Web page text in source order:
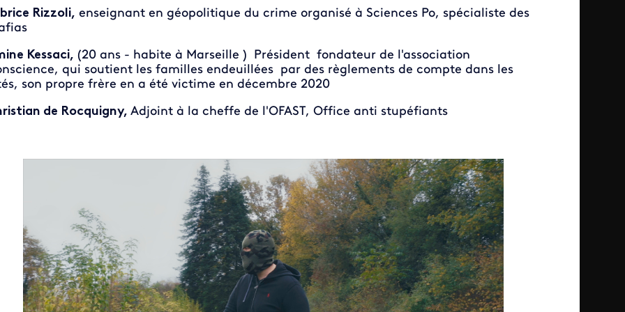
Rizzoli, enseignant en géopolitique du crime organisé à Sciences Po, spécialiste des
Kessaci, (20 ans - habite à Marseille ) Président fondateur de l'association
qui soutient les familles endeuillées par des règlements de compte dans les
son propre frère en a été victime en décembre 2020
de Rocquigny, Adjoint à la cheffe de l'OFAST, Office anti stupéfiants